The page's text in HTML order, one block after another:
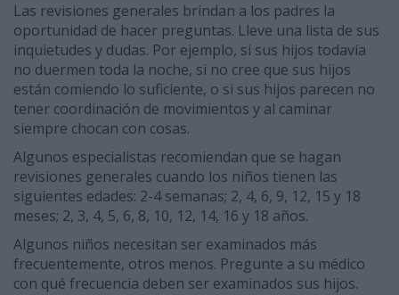
Las revisiones generales brindan a los padres la
oportunidad de hacer preguntas. Lleve una lista de sus
inquietudes y dudas. Por ejemplo, si sus hijos todavía
no duermen toda la noche, si no cree que sus hijos
están comiendo lo suficiente, o si sus hijos parecen no
tener coordinación de movimientos y al caminar
siempre chocan con cosas.
Algunos especialistas recomiendan que se hagan
revisiones generales cuando los niños tienen las
siguientes edades: 2-4 semanas; 2, 4, 6, 9, 12, 15 y 18
meses; 2, 3, 4, 5, 6, 8, 10, 12, 14, 16 y 18 años.
Algunos niños necesitan ser examinados más
frecuentemente, otros menos. Pregunte a su médico
con qué frecuencia deben ser examinados sus hijos.